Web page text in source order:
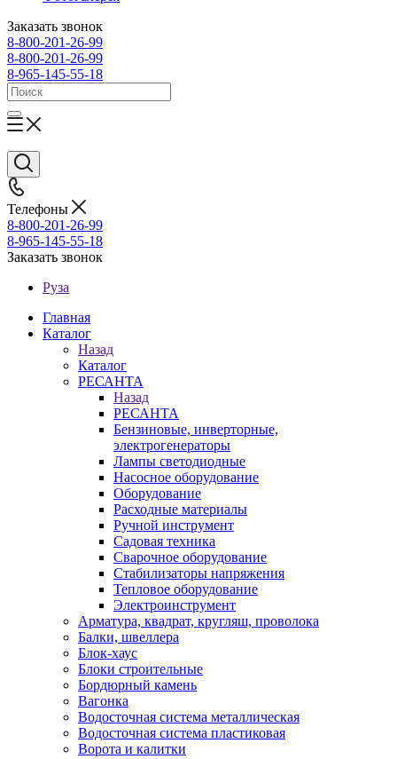
Заказать звонок
8-800-201-26-99
8-800-201-26-99
8-965-145-55-18
Телефоны
8-800-201-26-99
8-965-145-55-18
Заказать звонок
Руза
Главная
Каталог
Назад
Каталог
РЕСАНТА
Назад
РЕСАНТА
Бензиновые, инверторные,
электрогенераторы
Лампы светодиодные
Насосное оборудование
Оборудование
Расходные материалы
Ручной инструмент
Садовая техника
Сварочное оборудование
Стабилизаторы напряжения
Тепловое оборудование
Электроинструмент
Арматура, квадрат, кругляш, проволока
Балки, швеллера
Блок-хаус
Блоки строительные
Бордюрный камень
Вагонка
Водосточная система металлическая
Водосточная система пластиковая
Ворота и калитки